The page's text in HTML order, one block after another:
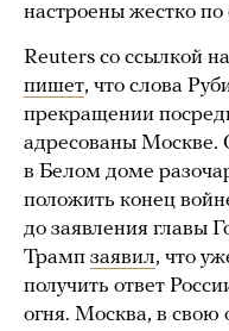
настроены жестко
Reuters со ссылкой
пишет, что слова
прекращении
адресованы Москве.
в Белом доме
положить конец
до заявления главы
Трамп заявил, что
получить ответ
огня. Москва, в